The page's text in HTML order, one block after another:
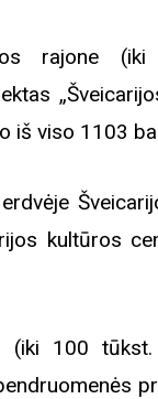
rajone
iš viso 1103
kultūros
(iki 100